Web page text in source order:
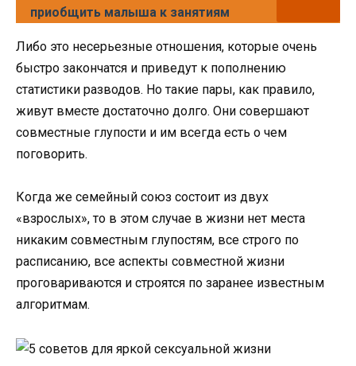
приобщить малыша к занятиям
Либо это несерьезные отношения, которые очень
быстро закончатся и приведут к пополнению
статистики разводов. Но такие пары, как правило,
живут вместе достаточно долго. Они совершают
совместные глупости и им всегда есть о чем
поговорить.
Когда же семейный союз состоит из двух
«взрослых», то в этом случае в жизни нет места
никаким совместным глупостям, все строго по
расписанию, все аспекты совместной жизни
проговариваются и строятся по заранее известным
алгоритмам.